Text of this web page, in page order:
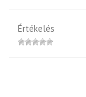
Értékelés